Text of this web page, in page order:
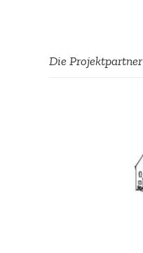
Die Projekt­partner